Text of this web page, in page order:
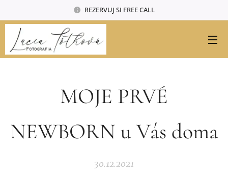
REZERVUJ SI FREE CALL
MOJE PRVÉ
NEWBORN u Vás doma
30.12.2021